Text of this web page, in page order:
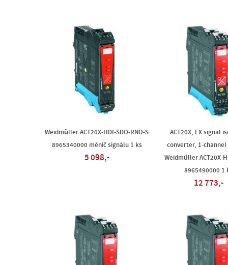
Weidmüller ACT20X-HDI-SDO-RNO-S
8965340000 měnič signálu 1 ks
5 098,-
ACT20X, EX signal
converter, 1-channel
Weidmüller ACT20X-
8965490000 1
12 773,-